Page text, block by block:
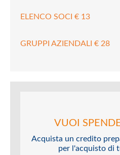
ELENCO SOCI € 13
GRUPPI AZIENDALI € 28
VUOI
Acquista un credito
per l'acquisto di